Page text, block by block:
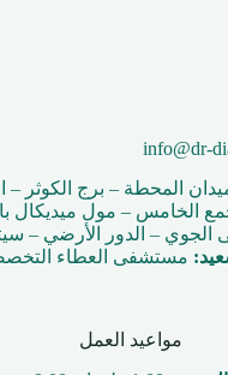
info@dr-
المحطة – برج الكوثر –
الخامس – مول ميديكال
الجوي – الدور الأرضي –
مستشفى العطاء
مواعيد العمل